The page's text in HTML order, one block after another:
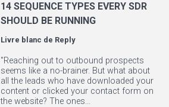
14 SEQUENCE TYPES EVERY SDR
SHOULD BE RUNNING
Livre blanc de Reply
"Reaching out to outbound prospects
seems like a no-brainer. But what about
all the leads who have downloaded your
content or clicked your contact form on
the website? The ones...